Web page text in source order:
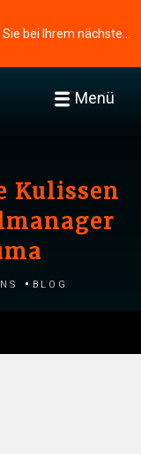
Menü
Kulissen
Blog